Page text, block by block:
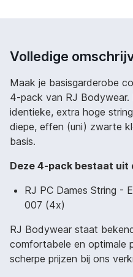
Volledige
Maak je basisgarderobe
4-pack van RJ
identieke, extra hoge
diepe, effen (uni) zwarte
basis.
Deze 4-pack bestaat uit
RJ PC Dames String -
007 (4x)
RJ Bodywear staat
comfortabele en optimale
scherpe prijzen bij ons